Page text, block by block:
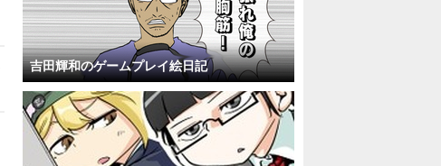
吉田輝和のゲームプレイ絵日記